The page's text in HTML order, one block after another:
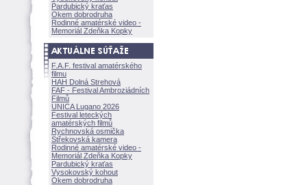
Pardubický kraťas
Okem dobrodruha
Rodinné amatérské video -
Memoriál Zdeňka Kopky
F.A.F. festival amatérského
filmu
HAH Dolná Strehov
FAF - Festival Ambroziádních
Filmů
UNICA Lugano 2026
Festival leteckých
amatérských filmů
Rychnovská osmička
Střekovská kamera
Rodinné amatérské video -
Memoriál Zdeňka Kopky
Pardubický kraťas
Vysokovský kohout
Okem dobrodruha